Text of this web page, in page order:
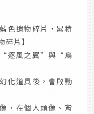
色遺物碎片，累積
片】
“逐風之翼”與“鳥
化道具後，會啟動
，在個人頭像、背